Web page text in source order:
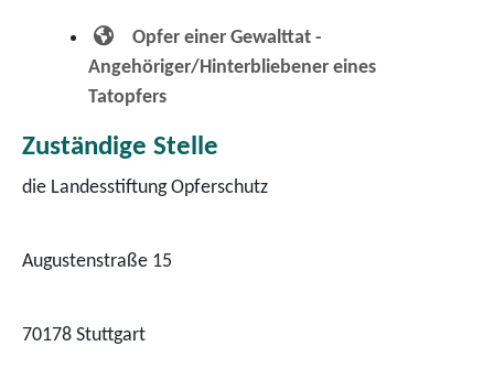
Opfer einer Gewalttat -
Angehöriger/Hinterbliebener eines
Tatopfers
Zuständige Stelle
die Landesstiftung Opferschutz
Augustenstraße 15
70178 Stuttgart